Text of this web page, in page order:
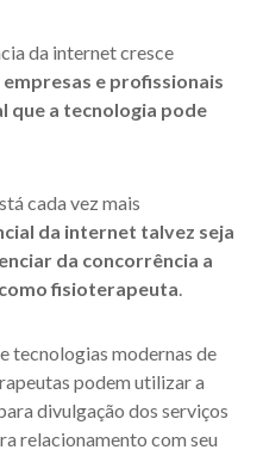
da internet cresce
e profissionais
que a tecnologia pode
cada vez mais
da internet talvez seja
da concorrência a
fisioterapeuta.
tecnologias modernas de
podem utilizar a
divulgação dos serviços
relacionamento com seu